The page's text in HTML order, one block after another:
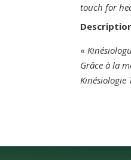
touch for
«
Grâce à la
Kinésiologie